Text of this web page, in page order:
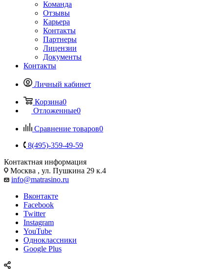
Команда
Отзывы
Карьера
Контакты
Партнеры
Лицензии
Документы
Контакты
Личный кабинет
Корзина0
Отложенные0
Сравнение товаров0
8(495)-359-49-59
Контактная информация
Москва , ул. Пушкина 29 к.4
info@matrasino.ru
Вконтакте
Facebook
Twitter
Instagram
YouTube
Одноклассники
Google Plus